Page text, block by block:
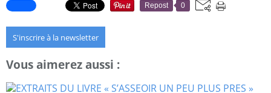
Repost 0
S'inscrire à la newsletter
Vous aimerez aussi :